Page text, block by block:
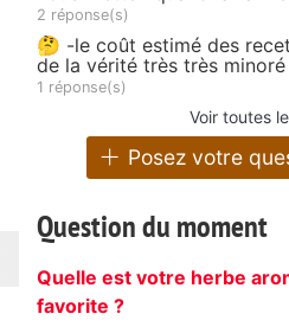
2 réponse(s)
🤔 -le coût estimé des
de la vérité très très minoré
1 réponse(s)
Voir toutes
Posez votre
Question du moment
Quelle est votre herbe
favorite ?